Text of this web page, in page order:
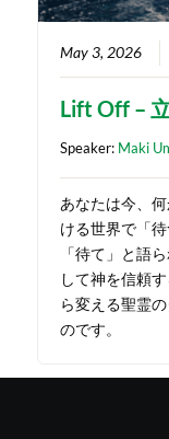
May 3, 2026
Lift Off –
Speaker: Maki
あなたは今、
ける世界で「
「待て」と語
して神を信頼
ら変える聖霊
のです。